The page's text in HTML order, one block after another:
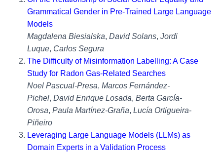
Grammatical Gender in Pre-Trained Large Language
Models
Magdalena Biesialska, David Solans, Jordi
Luque, Carlos Segura
The Difficulty of Misinformation Labelling: A Case
Study for Radon Gas-Related Searches
Noel Pascual-Presa, Marcos Fernández-
Pichel, David Enrique Losada, Berta García-
Orosa, Paula Martínez-Graña, Lucía Ortigueira-
Piñeiro
Leveraging Large Language Models (LLMs) as
Domain Experts in a Validation Process